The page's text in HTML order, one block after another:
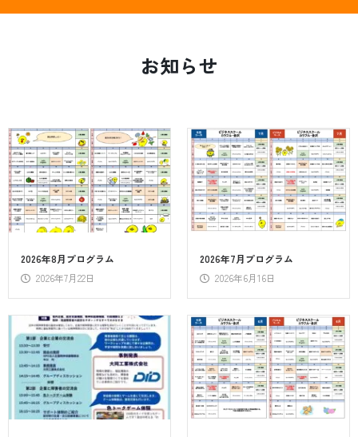
お知らせ
2026年8月プログラム
2026年7月22日
2026年7月プログラム
2026年6月16日